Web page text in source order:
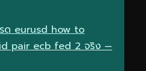
ด eurusd how to
pair ecb fed 2 จริง —